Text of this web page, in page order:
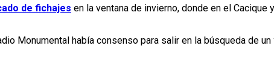
de fichajes en la ventana de invierno, donde en el Cacique
Monumental había consenso para salir en la búsqueda de un